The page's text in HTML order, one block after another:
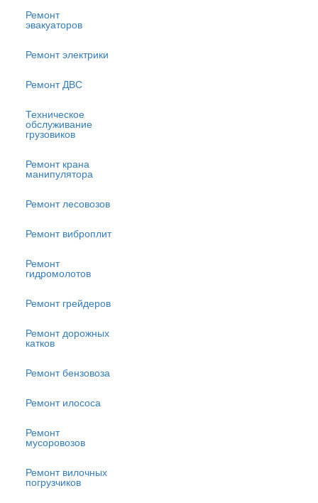
Ремонт
эвакуаторов
Ремонт электрики
Ремонт ДВС
Техническое
обслуживание
грузовиков
Ремонт крана
манипулятора
Ремонт лесовозов
Ремонт виброплит
Ремонт
гидромолотов
Ремонт грейдеров
Ремонт дорожных
катков
Ремонт бензовоза
Ремонт илососа
Ремонт
мусоровозов
Ремонт вилочных
погрузчиков